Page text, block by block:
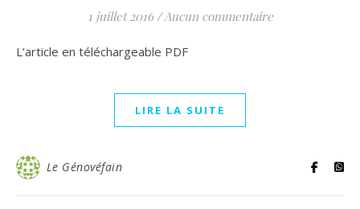
1 juillet 2016 /Aucun commentaire
L’article en téléchargeable PDF
LIRE LA SUITE
Le Génovéfain